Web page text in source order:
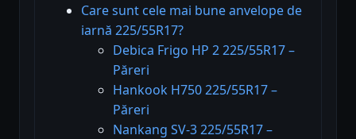
Care sunt cele mai bune anvelope de
iarnă 225/55R17?
Debica Frigo HP 2 225/55R17 –
Păreri
Hankook H750 225/55R17 –
Păreri
Nankang SV-3 225/55R17 –